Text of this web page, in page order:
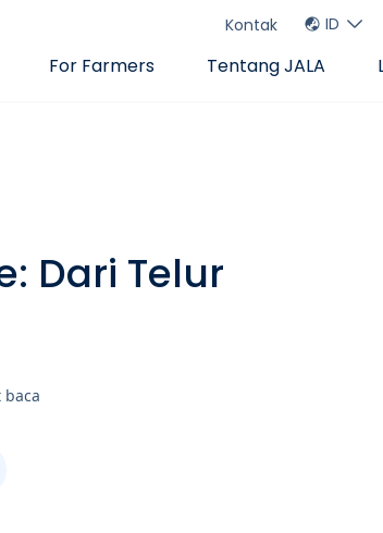
Kontak ID
For Farmers Tentang JALA
Dari Telur
baca